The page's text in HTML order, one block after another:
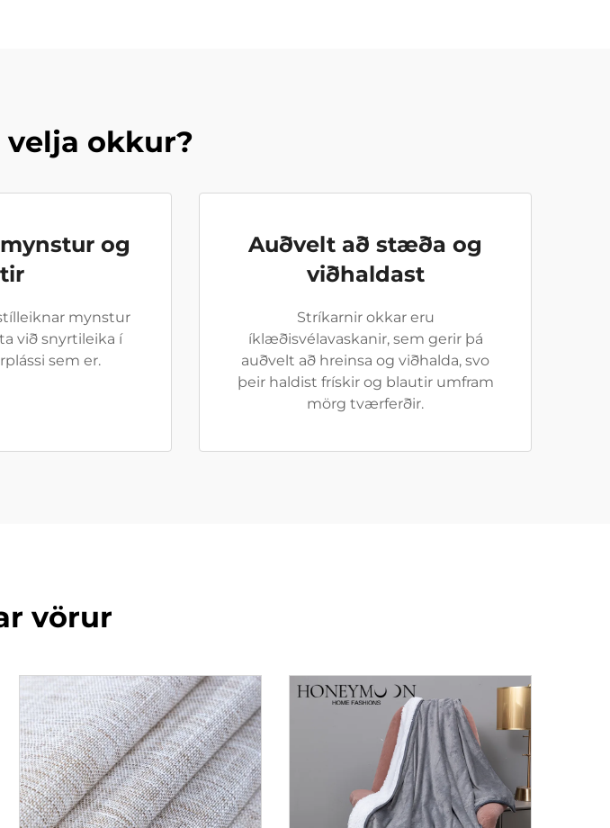
okkur?
og
mynstur
við snyrtileika í
sem er.
Auðvelt að stæða og
viðhaldast
Stríkarnir okkar eru
íklæðisvélavaskanir, sem gerir þá
auðvelt að hreinsa og viðhalda, svo
þeir haldist frískir og blautir umfram
mörg tværferðir.
vörur